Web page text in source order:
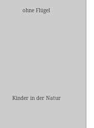
ohne Flügel
Kinder in der Natur